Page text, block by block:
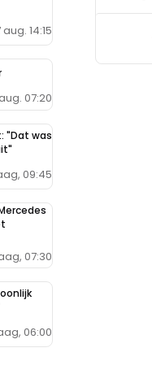
aug. 14:15
07:20
"Dat was
09:45
07:30
06:00